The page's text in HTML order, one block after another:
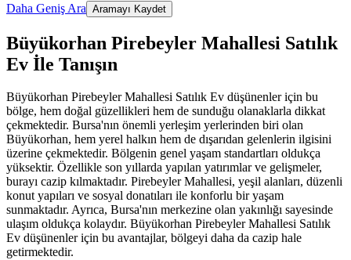
Daha Geniş Ara Aramayı Kaydet
Büyükorhan Pirebeyler Mahallesi Satılık
Ev İle Tanışın
Büyükorhan Pirebeyler Mahallesi Satılık Ev düşünenler için bu
bölge, hem doğal güzellikleri hem de sunduğu olanaklarla dikkat
çekmektedir. Bursa'nın önemli yerleşim yerlerinden biri olan
Büyükorhan, hem yerel halkın hem de dışarıdan gelenlerin ilgisini
üzerine çekmektedir. Bölgenin genel yaşam standartları oldukça
yüksektir. Özellikle son yıllarda yapılan yatırımlar ve gelişmeler,
burayı cazip kılmaktadır. Pirebeyler Mahallesi, yeşil alanları, düzenli
konut yapıları ve sosyal donatıları ile konforlu bir yaşam
sunmaktadır. Ayrıca, Bursa'nın merkezine olan yakınlığı sayesinde
ulaşım oldukça kolaydır. Büyükorhan Pirebeyler Mahallesi Satılık
Ev düşünenler için bu avantajlar, bölgeyi daha da cazip hale
getirmektedir.